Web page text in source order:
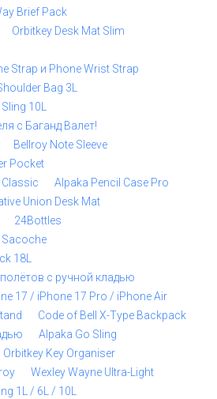
Brief Pack
Orbitkey Desk Mat Slim
Strap и Phone Wrist Strap
Bag 3L
10L
с Баганд Валет!
Bellroy Note Sleeve
Pocket
Alpaka Pencil Case Pro
Union Desk Mat
24Bottles
Sacoche
18L
с ручной кладью
17 / iPhone 17 Pro / iPhone Air
Code of Bell X-Type Backpack
Alpaka Go Sling
Orbitkey Key Organiser
Wexley Wayne Ultra-Light
1L / 6L / 10L